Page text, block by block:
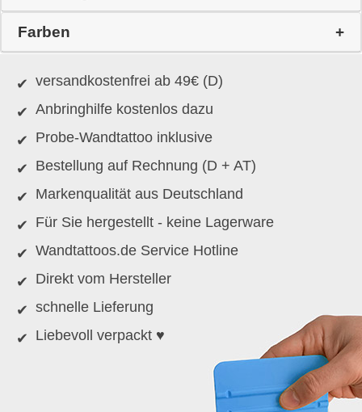
Farben
versandkostenfrei ab 49€ (D)
Anbringhilfe kostenlos dazu
Probe-Wandtattoo inklusive
Bestellung auf Rechnung (D + AT)
Markenqualität aus Deutschland
Für Sie hergestellt - keine Lagerware
Wandtattoos.de Service Hotline
Direkt vom Hersteller
schnelle Lieferung
Liebevoll verpackt ♥